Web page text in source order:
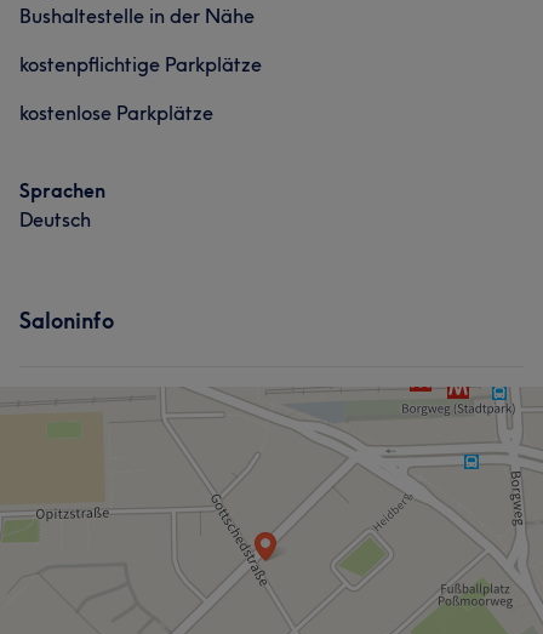
Bushaltestelle in der Nähe
kostenpflichtige Parkplätze
kostenlose Parkplätze
Sprachen
Deutsch
Saloninfo